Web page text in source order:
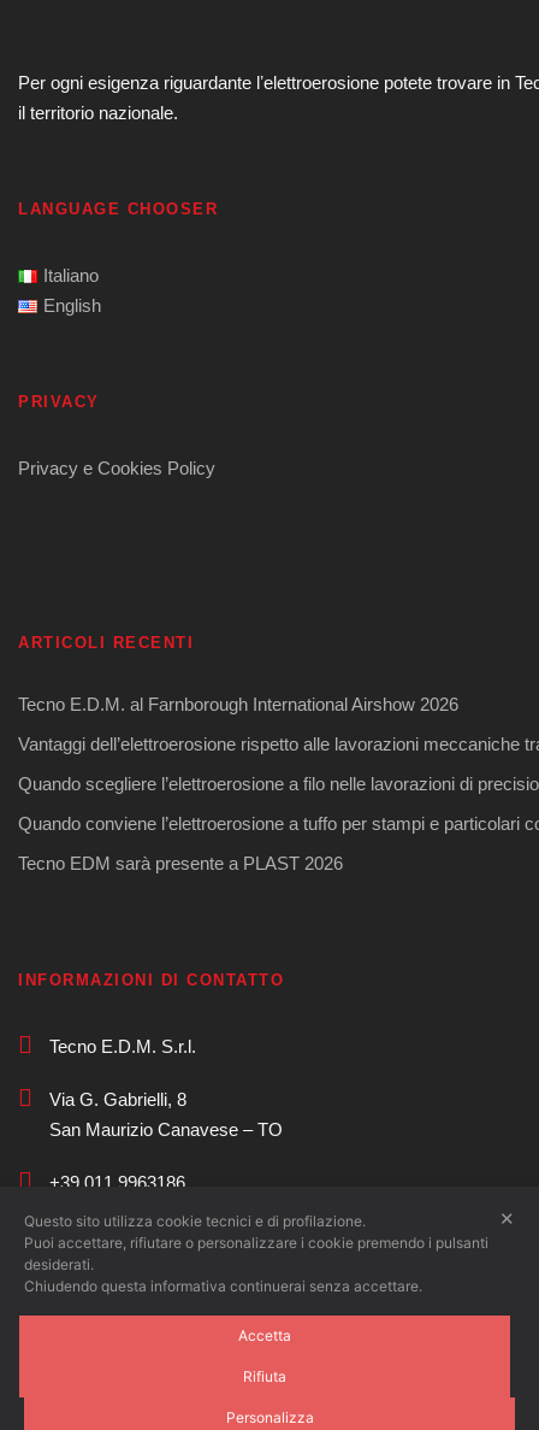
Per ogni esigenza riguardante lʼelettroerosione potete trovare in
il territorio nazionale.
LANGUAGE CHOOSER
Italiano
English
PRIVACY
Privacy e Cookies Policy
ARTICOLI RECENTI
Tecno E.D.M. al Farnborough International Airshow 2026
Vantaggi dell’elettroerosione rispetto alle lavorazioni meccaniche
Quando scegliere l’elettroerosione a filo nelle lavorazioni di
Quando conviene l’elettroerosione a tuffo per stampi e particolari
Tecno EDM sarà presente a PLAST 2026
INFORMAZIONI DI CONTATTO
Tecno E.D.M. S.r.l.
Via G. Gabrielli, 8
San Maurizio Canavese – TO
+39 011 9963186
commerciale@tecnoedm.com
IT06871240013
✕
Questo sito utilizza cookie tecnici e di profilazione.
Puoi accettare, rifiutare o personalizzare i cookie premendo i pulsanti
desiderati.
Chiudendo questa informativa continuerai senza accettare.
Accetta
Rifiuta
Personalizza